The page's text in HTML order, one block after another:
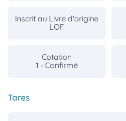
Inscrit au Livre d'origine
LOF
Cotation
1 - Confirmé
Tares